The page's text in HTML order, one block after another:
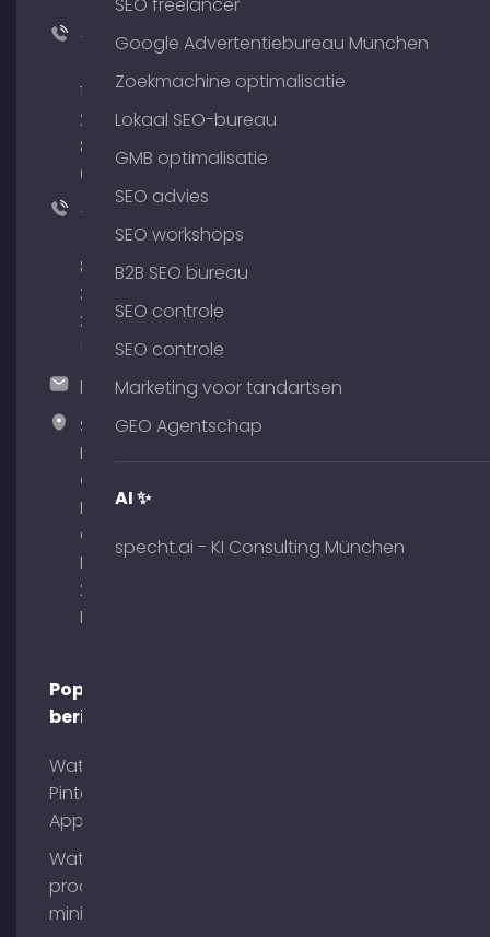
+49
176
204
801
64
+49
89
380
375
hallo@timospecht.de
Specht
Marketing
GmbH –
Palais am
Obelisk
Briennerstr.
29 80333
München
Populaire
berichten
Wat is
Pinterest
App?
Wat is
process
mining?
Google Advertentiebureau München
Zoekmachine optimalisatie
Lokaal SEO-bureau
GMB optimalisatie
SEO advies
SEO workshops
B2B SEO bureau
SEO controle
SEO controle
Marketing voor tandartsen
GEO Agentschap
AI ✨
specht.ai - KI Consulting München